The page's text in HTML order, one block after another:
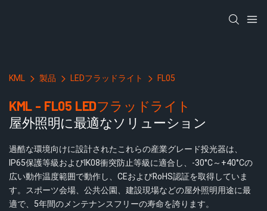
KML 製品 LEDフラッドライト FL05
KML - FL05 LEDフラッドライト
屋外照明に最適なソリューション
過酷な環境向けに設計されたこれらの産業グレード投光器は、
IP65保護等級およびIK08衝突防止等級に適合し、-30°C～+40°Cの
広い動作温度範囲で動作し、CEおよびRoHS認証を取得していま
す。スポーツ会場、公共公園、建設現場などの屋外照明用途に最
適で、5年間のメンテナンスフリーの寿命を誇ります。